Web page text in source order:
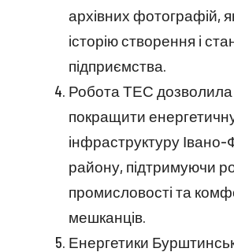
архівних фотографій,
історію створення і
підприємства.
Робота ТЕС дозволила
покращити
інфраструктуру Івано-
району, підтримуючи
промисловості та
мешканців.
Енергетики